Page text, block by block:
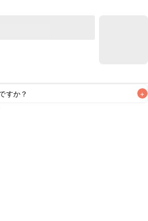
すか？ +
中が目安です。なるべくお早めにお召